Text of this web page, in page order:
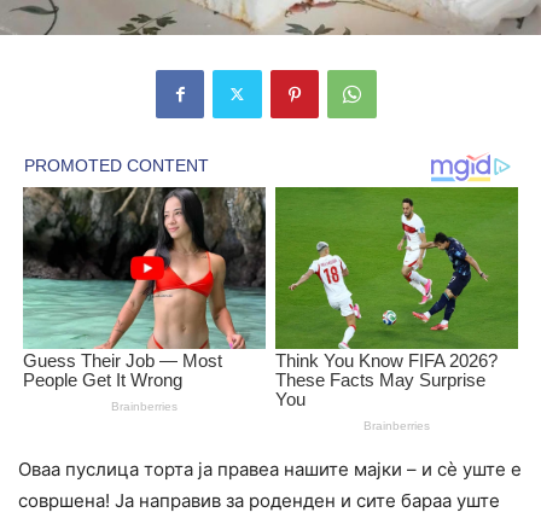
Оваа пуслица торта ја правеа нашите мајки – и сè уште е
совршена! Ја направив за роденден и сите бараа уште